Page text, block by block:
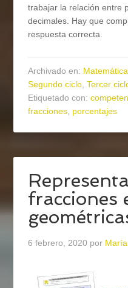
trabajar la relación entre
decimales. Hay que
respuesta correcta.
Archivado en:
Segundo ciclo,Tercer
Etiquetado con:
fracciones, porcentajes
fracciones
6 febrero, 2020 por María